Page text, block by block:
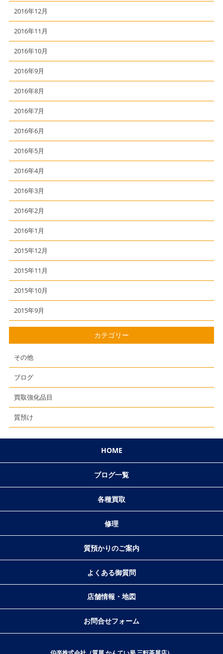
2016年12月
2016年11月
2016年10月
2016年9月
2016年8月
2016年7月
2016年6月
2016年5月
2016年4月
2016年3月
2016年2月
2016年1月
2015年12月
2015年11月
2015年10月
2015年9月
カテゴリー
その他
ブログ
買取強化品目
質預け
HOME
ブログ一覧
各種買取
修理
質預かりのご案内
よくある御質問
店舗情報・地図
お問合せフォーム